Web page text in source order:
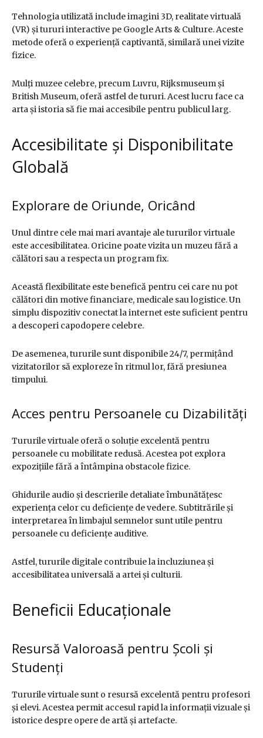
Tehnologia utilizată include imagini 3D, realitate virtuală
(VR) și tururi interactive pe Google Arts & Culture. Aceste
metode oferă o experiență captivantă, similară unei vizite
fizice.
Mulți muzee celebre, precum Luvru, Rijksmuseum și
British Museum, oferă astfel de tururi. Acest lucru face ca
arta și istoria să fie mai accesibile pentru publicul larg.
Accesibilitate și Disponibilitate
Globală
Explorare de Oriunde, Oricând
Unul dintre cele mai mari avantaje ale tururilor virtuale
este accesibilitatea. Oricine poate vizita un muzeu fără a
călători sau a respecta un program fix.
Această flexibilitate este benefică pentru cei care nu pot
călători din motive financiare, medicale sau logistice. Un
simplu dispozitiv conectat la internet este suficient pentru
a descoperi capodopere celebre.
De asemenea, tururile sunt disponibile 24/7, permițând
vizitatorilor să exploreze în ritmul lor, fără presiunea
timpului.
Acces pentru Persoanele cu Dizabilități
Tururile virtuale oferă o soluție excelentă pentru
persoanele cu mobilitate redusă. Acestea pot explora
expozițiile fără a întâmpina obstacole fizice.
Ghidurile audio și descrierile detaliate îmbunătățesc
experiența celor cu deficiențe de vedere. Subtitrările și
interpretarea în limbajul semnelor sunt utile pentru
persoanele cu deficiențe auditive.
Astfel, tururile digitale contribuie la incluziunea și
accesibilitatea universală a artei și culturii.
Beneficii Educaționale
Resursă Valoroasă pentru Școli și
Studenți
Tururile virtuale sunt o resursă excelentă pentru profesori
și elevi. Acestea permit accesul rapid la informații vizuale și
istorice despre opere de artă și artefacte.